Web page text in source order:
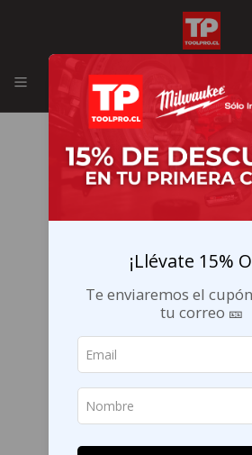
Envíos GRATIS en la RM por
¡Llévate 15%
Te enviaremos el
tu correo 🎫